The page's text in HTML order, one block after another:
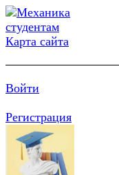
Карта сайта
Войти
Регистрация